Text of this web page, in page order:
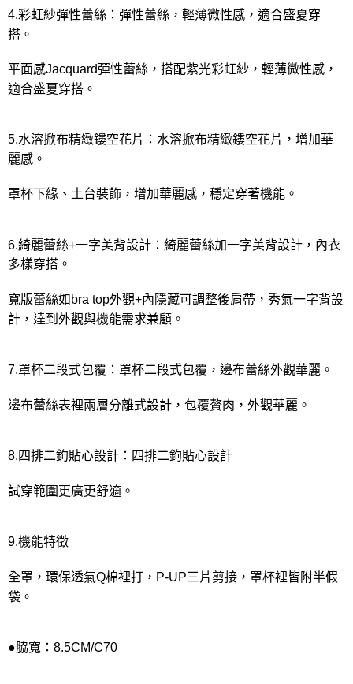
4.彩虹紗彈性蕾絲：彈性蕾絲，輕薄微性感，適合盛夏穿
搭。
平面感Jacquard彈性蕾絲，搭配紫光彩虹紗，輕薄微性感，
適合盛夏穿搭。
5.水溶掀布精緻鏤空花片：水溶掀布精緻鏤空花片，增加華
麗感。
罩杯下緣、土台裝飾，增加華麗感，穩定穿著機能。
6.綺麗蕾絲+一字美背設計：綺麗蕾絲加一字美背設計，內衣
多樣穿搭。
寬版蕾絲如bra top外觀+內隱藏可調整後肩帶，秀氣一字背設
計，達到外觀與機能需求兼顧。
7.罩杯二段式包覆：罩杯二段式包覆，邊布蕾絲外觀華麗。
邊布蕾絲表裡兩層分離式設計，包覆贅肉，外觀華麗。
8.四排二鉤貼心設計：四排二鉤貼心設計
試穿範圍更廣更舒適。
9.機能特徵
全罩，環保透氣Q棉裡打，P-UP三片剪接，罩杯裡皆附半假
袋。
●脇寬：8.5CM/C70